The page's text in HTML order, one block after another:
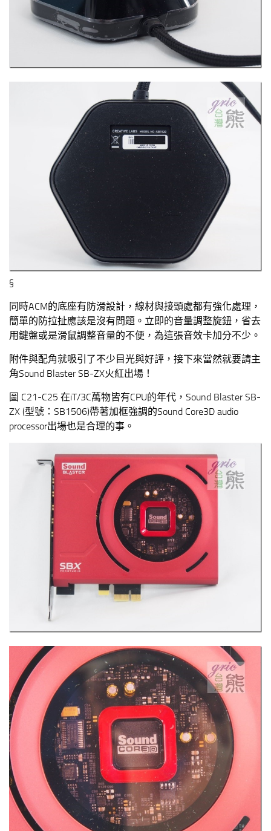
§
同時ACM的底座有防滑設計，線材與接頭處都有強化處理，
簡單的防拉扯應該是沒有問題。立即的音量調整旋鈕，省去
用鍵盤或是滑鼠調整音量的不便，為這張音效卡加分不少。
附件與配角就吸引了不少目光與好評，接下來當然就要請主
角Sound Blaster SB-ZX火紅出場！
圖 C21-C25 在iT/3C萬物皆有CPU的年代，Sound Blaster SB-
ZX (型號：SB1506)帶著加框強調的Sound Core3D audio
processor出場也是合理的事。